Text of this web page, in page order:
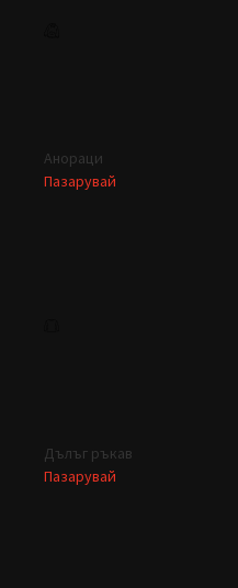
Анораци
Пазарувай
Дълъг ръкав
Пазарувай